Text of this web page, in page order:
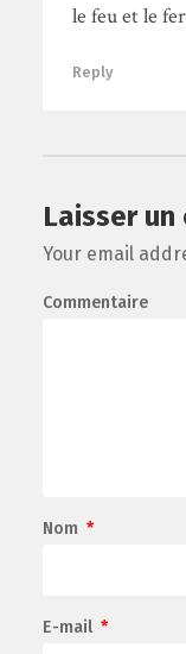
le feu et le
Reply
Laisser
Your email
Commentaire
Nom *
E-mail *